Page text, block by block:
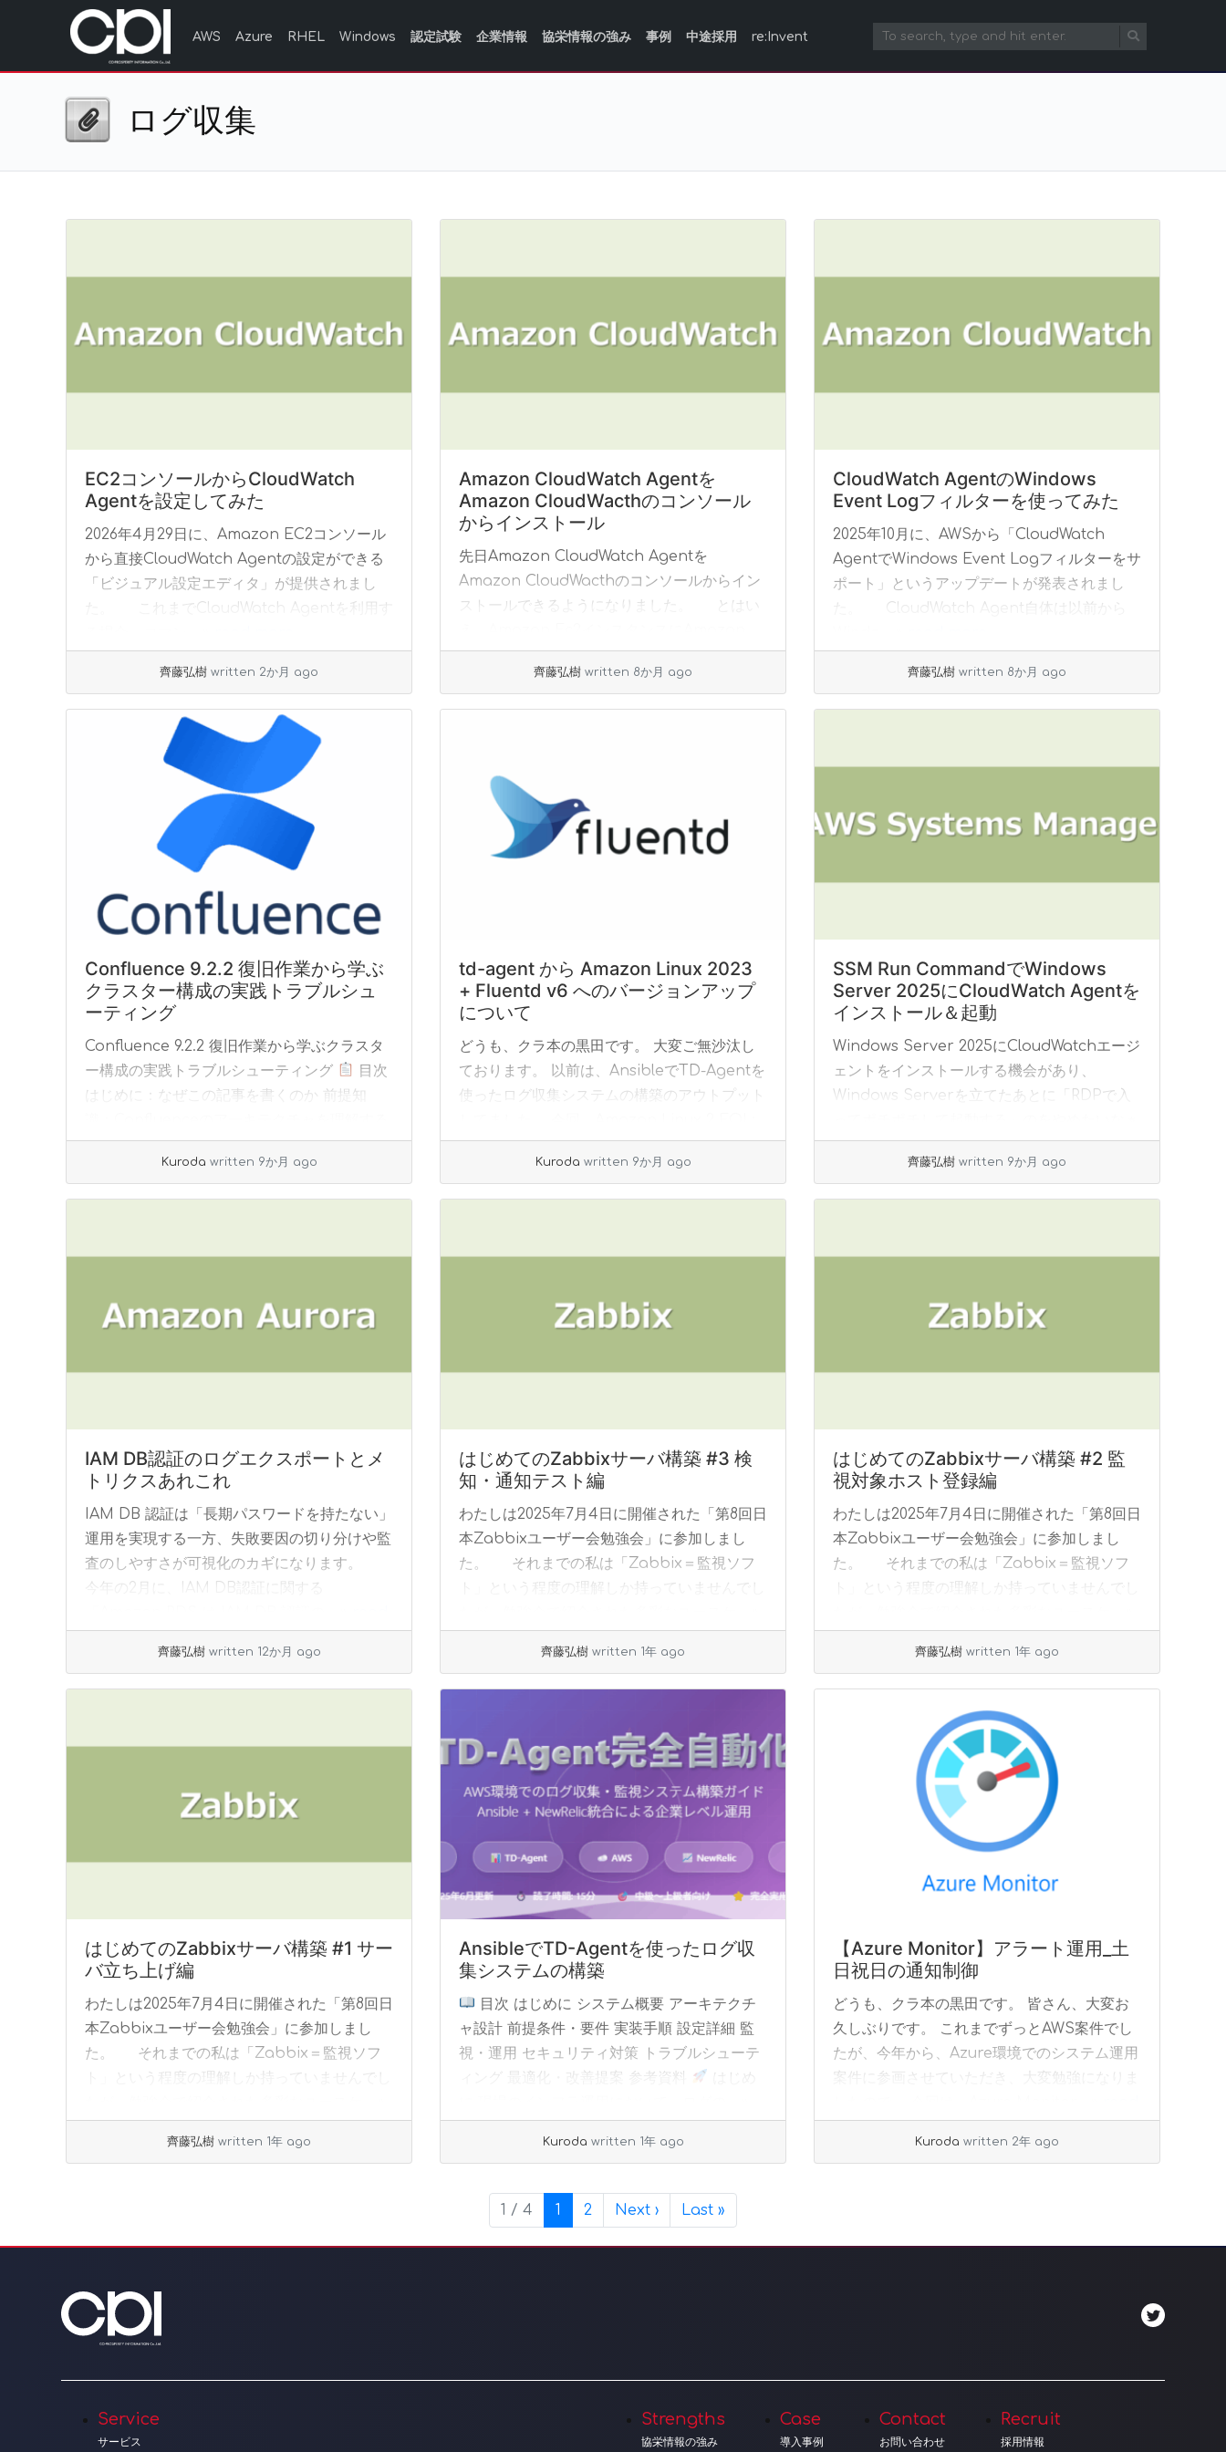
AWS Azure RHEL Windows 認定試験 企業情報 協栄情報の強み 事例 中途採用 re:Invent
ログ収集
EC2コンソールからCloudWatch
Agentを設定してみた
2026年4月29日に、Amazon EC2コンソール
から直接CloudWatch Agentの設定ができる
「ビジュアル設定エディタ」が提供されまし
た。 これまでCloudWatch Agentを利用す
齊藤弘樹 written 2か月 ago
Amazon CloudWatch Agentを
Amazon CloudWacthのコンソール
からインストール
先日Amazon CloudWatch Agentを
Amazon CloudWacthのコンソールからイン
ストールできるようになりました。 とはい
CloudWatc... »read more
齊藤弘樹 written 8か月 ago
CloudWatch AgentのWindows
Event Logフィルターを使ってみた
2025年10月に、AWSから「CloudWatch
AgentでWindows Event Logフィルターをサ
ポート」というアップデートが発表されまし
た。 CloudWatch Agent自体は以前から
齊藤弘樹 written 8か月 ago
Confluence 9.2.2 復旧作業から学ぶ
クラスター構成の実践トラブルシュ
ーティング
Confluence 9.2.2 復旧作業から学ぶクラスタ
ー構成の実践トラブルシューティング
目次
はじめに：なぜこの記事を書くのか 前提知
初期状態の確認：問題の全... »read more
Kuroda written 9か月 ago
td-agent から Amazon Linux 2023
+ Fluentd v6 へのバージョンアップ
について
どうも、クラ本の黒田です。 大変ご無沙汰し
ております。 以前は、AnsibleでTD-Agentを
使ったログ収集システムの構築のアウトプット
2025年6月30日... »read more
Kuroda written 9か月 ago
SSM Run CommandでWindows
Server 2025にCloudWatch Agentを
インストール＆起動
Windows Server 2025にCloudWatchエージ
ェントをインストールする機会があり、
Windows Serverを立てたあとに「RDPで入
とふと思いました。 ... »read more
齊藤弘樹 written 9か月 ago
IAM DB認証のログエクスポートとメ
トリクスあれこれ
IAM DB 認証は「長期パスワードを持たない」
運用を実現する一方、失敗要因の切り分けや監
査のしやすさが可視化のカギになります。
今年の2月に、IAM DB認証に関する
齊藤弘樹 written 12か月 ago
はじめてのZabbixサーバ構築 #3 検
知・通知テスト編
わたしは2025年7月4日に開催された「第8回日
本Zabbixユーザー会勉強会」に参加しまし
た。 それまでの私は「Zabbix＝監視ソフ
ト」という程度の理解しか持っていませんでし
齊藤弘樹 written 1年 ago
はじめてのZabbixサーバ構築 #2 監
視対象ホスト登録編
わたしは2025年7月4日に開催された「第8回日
本Zabbixユーザー会勉強会」に参加しまし
た。 それまでの私は「Zabbix＝監視ソフ
ト」という程度の理解しか持っていませんでし
齊藤弘樹 written 1年 ago
はじめてのZabbixサーバ構築 #1 サー
バ立ち上げ編
わたしは2025年7月4日に開催された「第8回日
本Zabbixユーザー会勉強会」に参加しまし
た。 それまでの私は「Zabbix＝監視ソフ
ト」という程度の理解しか持っていませんでし
齊藤弘樹 written 1年 ago
AnsibleでTD-Agentを使ったログ収
集システムの構築
目次 はじめに システム概要 アーキテクチ
ャ設計 前提条件・要件 実装手順 設定詳細 監
視・運用 セキュリティ対策 トラブルシューテ
ィング 最適化・改善提案 参考資料
はじめ
Kuroda written 1年 ago
【Azure Monitor】アラート運用_土
日祝日の通知制御
どうも、クラ本の黒田です。 皆さん、大変お
久しぶりです。 これまでずっとAWS案件でし
たが、今年から、Azure環境でのシステム運用
案件に参画させていただき、大変勉強になりま
Kuroda written 2年 ago
1 / 4 Current Page
1 Page
2 Next › Last »
Service
サービス
Strengths
協栄情報の強み
Case
導入事例
Contact
お問い合わせ
Recruit
採用情報